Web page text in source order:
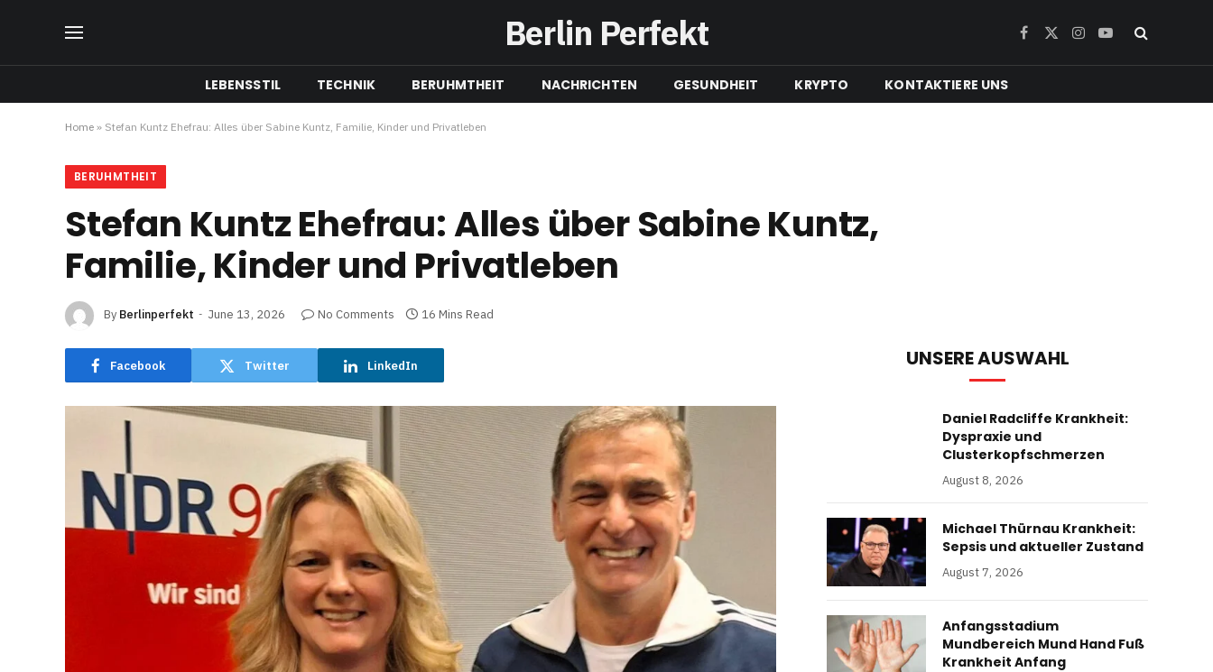
Berlin Perfekt Facebook
X
Instagram
YouTube
LEBENSSTIL TECHNIK BERUHMTHEIT NACHRICHTEN GESUNDHEIT KRYPTO KONTAKTIERE UNS
Home » Stefan Kuntz Ehefrau: Alles über Sabine Kuntz, Familie, Kinder und Privatleben
BERUHMTHEIT
Stefan Kuntz Ehefrau: Alles über Sabine Kuntz,
Familie, Kinder und Privatleben
By Berlinperfekt June 13, 2026 No Comments 16 Mins Read
Facebook Twitter LinkedIn UNSERE AUSWAHL
Daniel Radcliffe Krankheit:
Dyspraxie und
Clusterkopfschmerzen
August 8, 2026
Michael Thürnau Krankheit:
Sepsis und aktueller Zustand
August 7, 2026
Anfangsstadium
Mundbereich Mund Hand Fuß
Krankheit Anfang